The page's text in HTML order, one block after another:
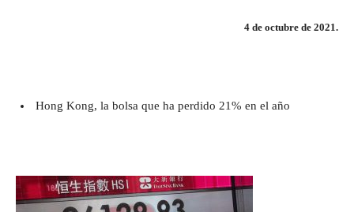
4 de octubre de 2021.
Hong Kong, la bolsa que ha perdido 21% en el año